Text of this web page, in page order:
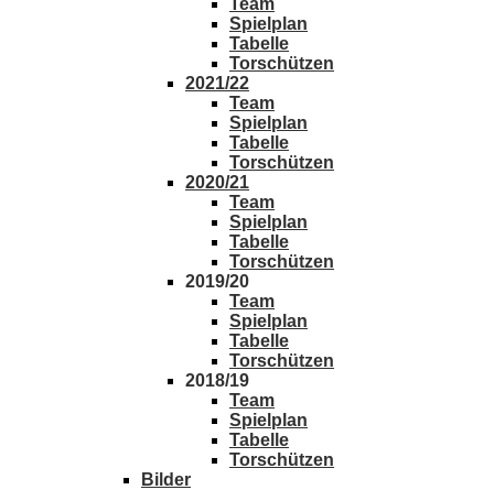
Team
Spielplan
Tabelle
Torschützen
2021/22
Team
Spielplan
Tabelle
Torschützen
2020/21
Team
Spielplan
Tabelle
Torschützen
2019/20
Team
Spielplan
Tabelle
Torschützen
2018/19
Team
Spielplan
Tabelle
Torschützen
Bilder